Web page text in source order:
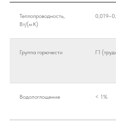
Теплопроводность,
Вт/(м·К)
Группа горючести Г1
Водопоглощение < 1%